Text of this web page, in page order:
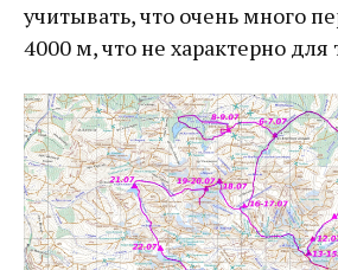
учитывать, что очень много
4000 м, что не характерно для